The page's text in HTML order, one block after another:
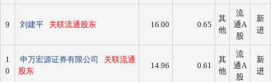
9 刘建平 关联流通股东 16.00 0.65
其
他
流
通A
股
新
进
1
0
申万宏源证券有限公司
关联流通
股东
14.96 0.61
其
他
流
通A
股
新
进